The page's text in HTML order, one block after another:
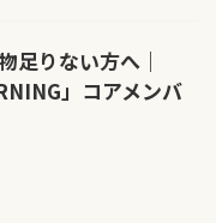
足りない方へ｜
」コアメンバ